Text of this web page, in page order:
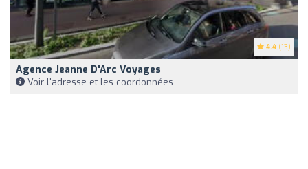
4.4 (13)
Agence Jeanne D'Arc Voyages
Voir l'adresse et les coordonnées